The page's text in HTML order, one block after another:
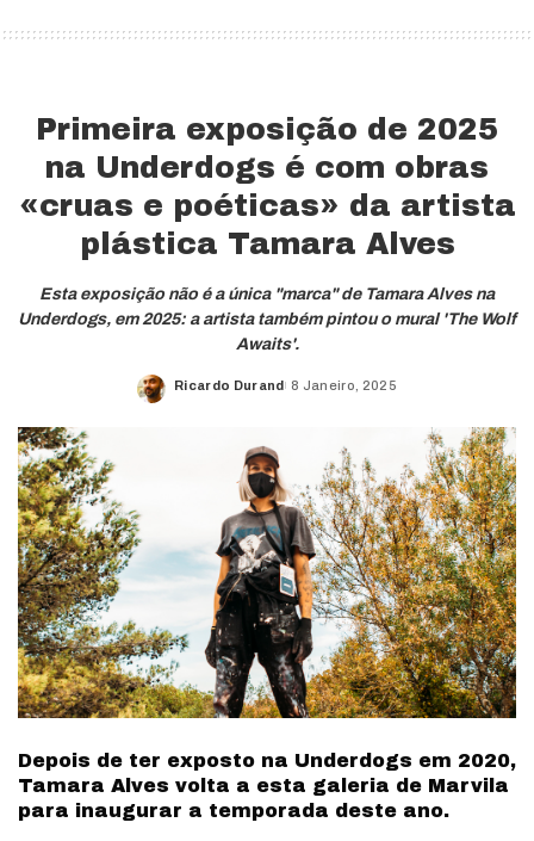
Primeira exposição de 2025
na Underdogs é com obras
«cruas e poéticas» da artista
plástica Tamara Alves
Esta exposição não é a única "marca" de Tamara Alves na
Underdogs, em 2025: a artista também pintou o mural 'The Wolf
Awaits'.
Posted
Ricardo Durand 8 Janeiro, 2025
Depois de ter exposto na Underdogs em 2020,
Tamara Alves volta a esta galeria de Marvila
para inaugurar a temporada deste ano.